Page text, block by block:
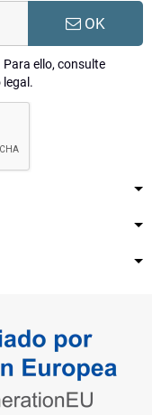
OK
ello, consulte